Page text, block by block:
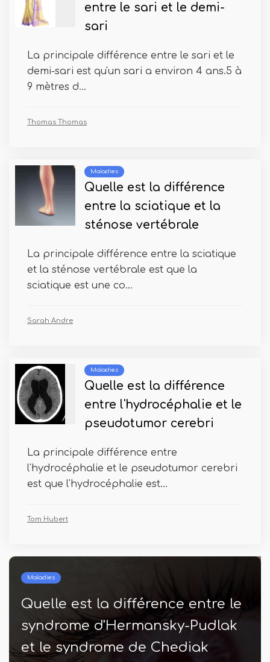
entre le sari et le demi-
sari
La principale différence entre le sari et le
demi-sari est qu'un sari a environ 4 ans.5 à
9 mètres d...
Thomas Thomas
Maladies
Quelle est la différence
entre la sciatique et la
sténose vertébrale
La principale différence entre la sciatique
et la sténose vertébrale est que la
sciatique est une co...
Sarah Andre
Maladies
Quelle est la différence
entre l'hydrocéphalie et le
pseudotumor cerebri
La principale différence entre
l'hydrocéphalie et le pseudotumor cerebri
est que l'hydrocéphalie est...
Tom Hubert
Maladies
Quelle est la différence entre le
syndrome d'Hermansky-Pudlak
et le syndrome de Chediak